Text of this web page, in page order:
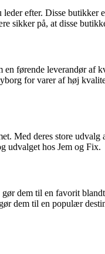
efter. Disse butikker
sikker på, at disse
førende leverandør af
for varer af høj
Med deres store
udvalget hos Jem og Fix.
dem til en favorit
dem til en populær